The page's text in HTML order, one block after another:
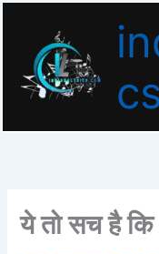
content
ये तो सच है कि